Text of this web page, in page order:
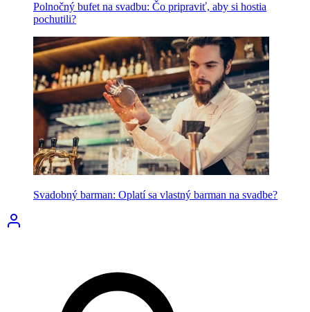
Polnočný bufet na svadbu: Čo pripraviť, aby si hostia
pochutili?
Svadobný barman: Oplatí sa vlastný barman na svadbe?